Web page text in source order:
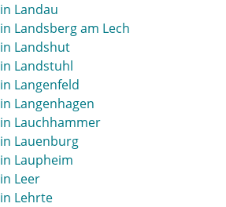
Landau
Landsberg am Lech
Landshut
Landstuhl
Langenfeld
Langenhagen
Lauchhammer
Lauenburg
Laupheim
Leer
Lehrte